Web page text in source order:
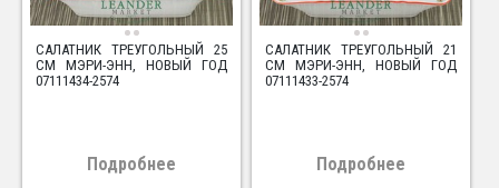
САЛАТНИК ТРЕУГОЛЬНЫЙ 25
СМ МЭРИ-ЭНН, НОВЫЙ ГОД
07111434-2574
Подробнее
САЛАТНИК ТРЕУГОЛЬНЫЙ 21
СМ МЭРИ-ЭНН, НОВЫЙ ГОД
07111433-2574
Подробнее